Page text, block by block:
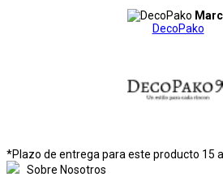
DecoPako
*Plazo de entrega para este producto 15
Sobre Nosotros